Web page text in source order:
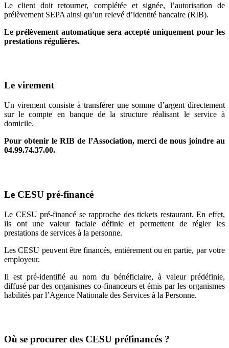
Le client doit retourner, complétée et signée, l’autorisation de
prélèvement SEPA ainsi qu’un relevé d’identité bancaire (RIB).
Le prélèvement automatique sera accepté uniquement pour les
prestations régulières.
Le virement
Un virement consiste à transférer une somme d’argent directement
sur le compte en banque de la structure réalisant le service à
domicile.
Pour obtenir le RIB de l’Association, merci de nous joindre au
04.99.74.37.00.
Le CESU pré-financé
Le CESU pré-financé se rapproche des tickets restaurant. En effet,
ils ont une valeur faciale définie et permettent de régler les
prestations de services à la personne.
Les CESU peuvent être financés, entièrement ou en partie, par votre
employeur.
Il est pré-identifié au nom du bénéficiaire, à valeur prédéfinie,
diffusé par des organismes co-financeurs et émis par les organismes
habilités par l’Agence Nationale des Services à la Personne.
Où se procurer des CESU préfinancés ?